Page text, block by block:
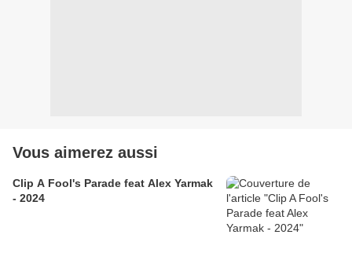
Vous aimerez aussi
Clip A Fool's Parade feat Alex Yarmak
- 2024